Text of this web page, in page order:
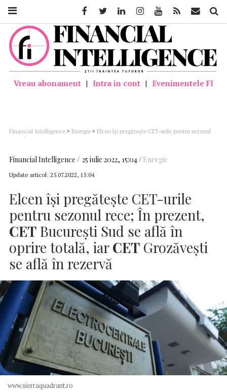
Vreau abonament | Intra in cont | Evenimentele FI
Financial Intelligence > Energie > Elcen îşi pregăteşte CET-urile pentru sezonul
rece; În prezent, CET Bucureşti Sud se află în oprire totală, iar CET Grozăveşti se
Financial Intelligence 25 iulie 2022, 15:04 Energie
Update articol: 25.07.2022, 15:04
Elcen îşi pregăteşte CET-urile
pentru sezonul rece; În prezent,
CETBucureşti Sud se află în
oprire totală, iarCET Grozăveşti
se află în rezervă
www.sierraquadrant.ro
FacebookTwitter LinkedinInstagramYoutube Feed Mail